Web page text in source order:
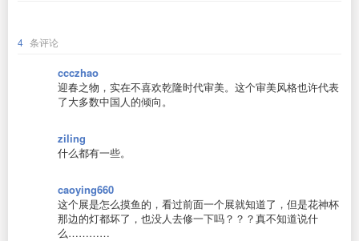
4 条评论
ccczhao
迎春之物，实在不喜欢乾隆时代审美。这个审美风格也许代表
了大多数中国人的倾向。
ziling
什么都有一些。
caoying660
这个展是怎么摸鱼的，看过前面一个展就知道了，但是花神杯
那边的灯都坏了，也没人去修一下吗？？？真不知道说什
么…………